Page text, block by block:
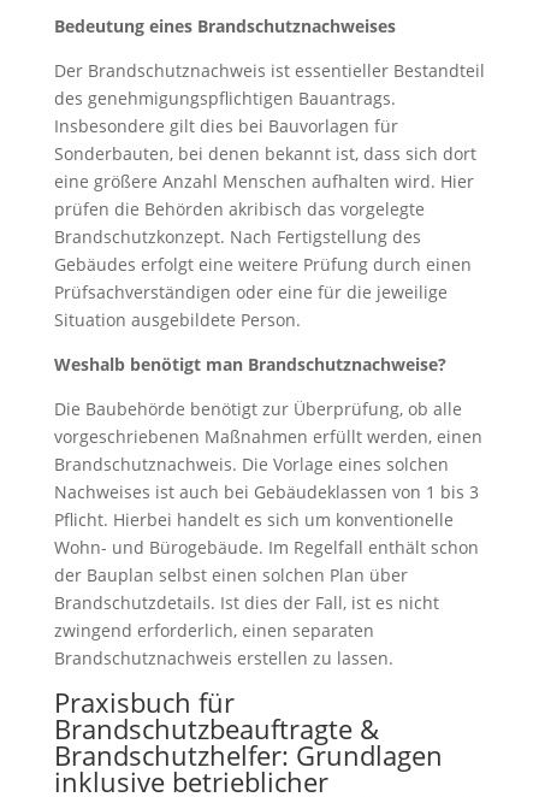
Bedeutung eines Brandschutznachweises
Der Brandschutznachweis ist essentieller Bestandteil
des genehmigungspflichtigen Bauantrags.
Insbesondere gilt dies bei Bauvorlagen für
Sonderbauten, bei denen bekannt ist, dass sich dort
eine größere Anzahl Menschen aufhalten wird. Hier
prüfen die Behörden akribisch das vorgelegte
Brandschutzkonzept. Nach Fertigstellung des
Gebäudes erfolgt eine weitere Prüfung durch einen
Prüfsachverständigen oder eine für die jeweilige
Situation ausgebildete Person.
Weshalb benötigt man Brandschutznachweise?
Die Baubehörde benötigt zur Überprüfung, ob alle
vorgeschriebenen Maßnahmen erfüllt werden, einen
Brandschutznachweis. Die Vorlage eines solchen
Nachweises ist auch bei Gebäudeklassen von 1 bis 3
Pflicht. Hierbei handelt es sich um konventionelle
Wohn- und Bürogebäude. Im Regelfall enthält schon
der Bauplan selbst einen solchen Plan über
Brandschutzdetails. Ist dies der Fall, ist es nicht
zwingend erforderlich, einen separaten
Brandschutznachweis erstellen zu lassen.
Praxisbuch für
Brandschutzbeauftragte &
Brandschutzhelfer: Grundlagen
inklusive betrieblicher